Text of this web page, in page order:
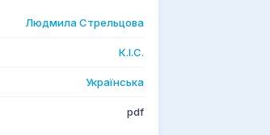
Людмила Стрельцова
К.І.С.
Українська
pdf